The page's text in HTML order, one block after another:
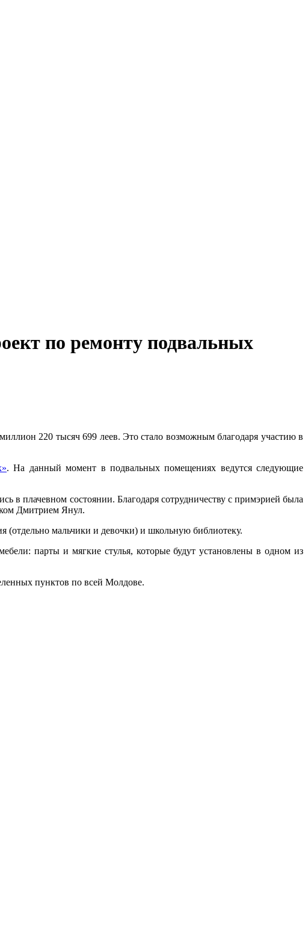
по ремонту подвальных
220 тысяч 699 леев. Это стало возможным благодаря участию в
. На данный момент в подвальных помещениях ведутся следующие
в плачевном состоянии. Благодаря сотрудничеству с примэрией была
Дмитрием Янул.
(отдельно мальчики и девочки) и школьную библиотеку.
парты и мягкие стулья, которые будут установлены в одном из
пунктов по всей Молдове.